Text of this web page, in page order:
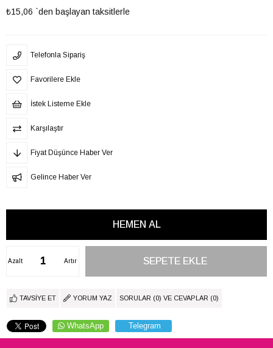
₺15,06 `den başlayan taksitlerle
Telefonla Sipariş
Favorilere Ekle
İstek Listeme Ekle
Karşılaştır
Fiyat Düşünce Haber Ver
Gelince Haber Ver
Artır
Azalt
TAVSIYE ET YORUM YAZ SORULAR (0) VE CEVAPLAR (0)
WhatsApp Telegram